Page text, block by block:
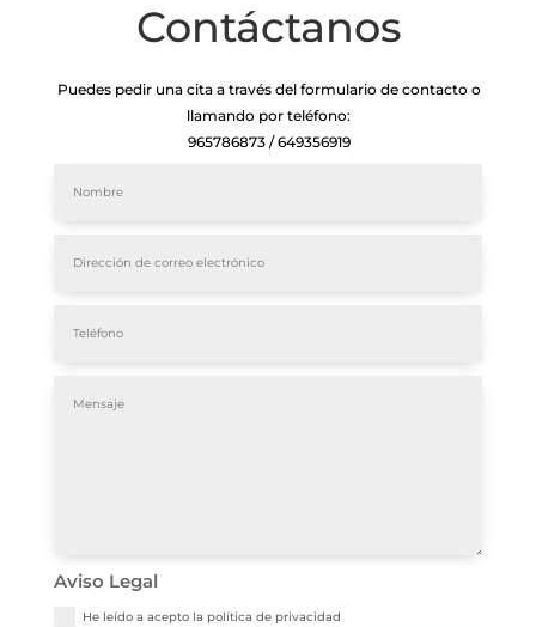
Contáctanos
Puedes pedir una cita a través del formulario de contacto o
llamando por teléfono:
965786873 / 649356919
Aviso Legal
He leído a acepto la política de privacidad